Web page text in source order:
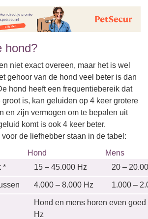
hond?
niet exact overeen, maar het is wel
gehoor van de hond veel beter is dan
hond heeft een frequentiebereik dat
groot is, kan geluiden op 4 keer grotere
en zijn vermogen om te bepalen uit
komt is ook 4 keer beter.
de liefhebber staan in de tabel:
Hond
Mens
*
15 – 45.000 Hz 20 –
4.000 – 8.000 Hz 1.000 –
Hond en mens horen even
Hz